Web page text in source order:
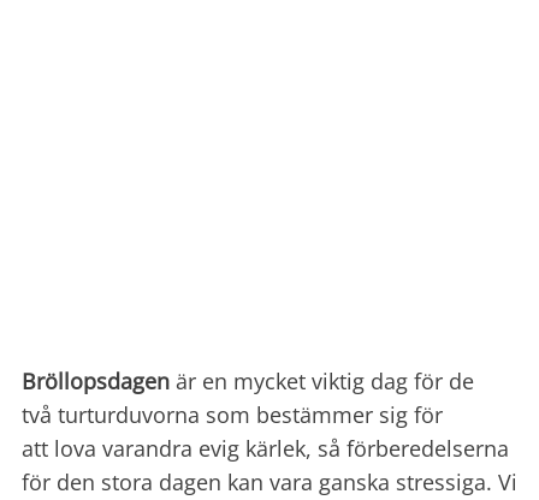
Bröllopsdagen är en mycket viktig dag för de
två turturduvorna som bestämmer sig för
att lova varandra evig kärlek, så förberedelserna
för den stora dagen kan vara ganska stressiga. Vi